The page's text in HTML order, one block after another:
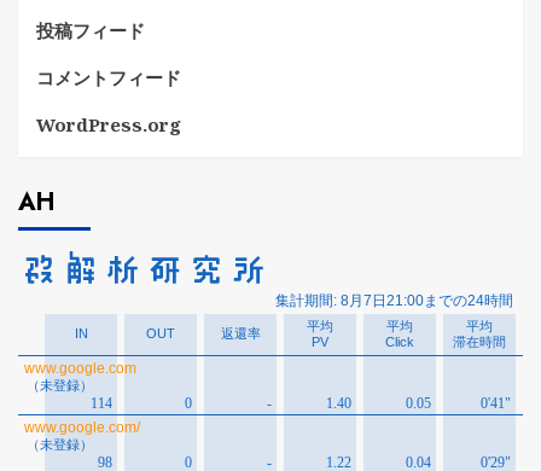
投稿フィード
コメントフィード
WordPress.org
AH